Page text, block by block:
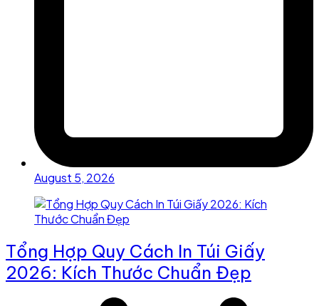
August 5, 2026
Tổng Hợp Quy Cách In Túi Giấy
2026: Kích Thước Chuẩn Đẹp